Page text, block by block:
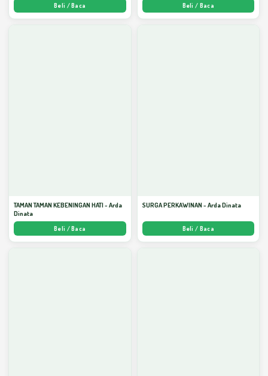
Beli / Baca Beli / Baca
TAMAN TAMAN KEBENINGAN HATI - Arda
Dinata
Beli / Baca
SURGA PERKAWINAN - Arda Dinata
Beli / Baca